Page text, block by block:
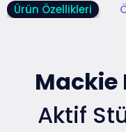
Ürün Özellikleri
Mackie
Aktif